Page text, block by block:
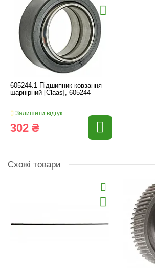
605244.1 Підшипник ковзання
шарнірний [Claas], 605244
Залишити відгук
302 ₴
Схожі товари